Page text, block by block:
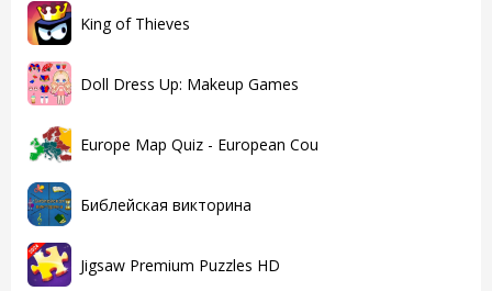
King of Thieves
Doll Dress Up: Makeup Games
Europe Map Quiz - European Cou
Библейская викторина
Jigsaw Premium Puzzles HD